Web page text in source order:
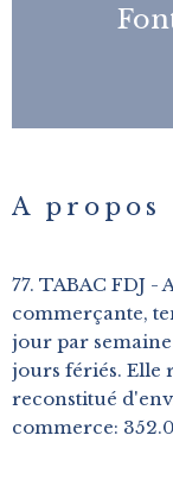
A propos
77. TABAC FDJ
commerçante,
jour par semaine
jours fériés. Elle
reconstitué
commerce: